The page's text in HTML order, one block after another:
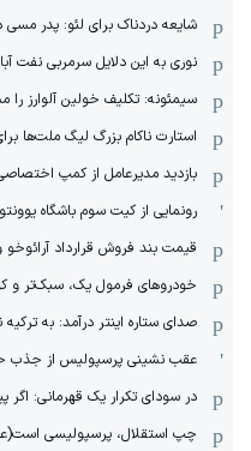
شایعه دردناک برای لئو: پدر
نوری به این دلایل سرمربی نفت
سیمئونه: تکلیف خولین آلوارز
استارت ناکام بزرگ لیگ ملت‌ها
بازدید مدیرعامل از کمپ
رونمایی از کیت سوم باشگاه
قیمت بند فروش قرارداد
خودروهای فرمول یک، سبک‌تر و
صدای ستاره اینتر درآمد: به
عقب نشینی پرسپولیس از جذب
در سودای تکرار یک قهرمانی: اگر
چپ استقلال، پرسپولیسی